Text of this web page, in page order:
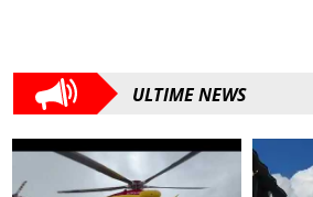
ULTIME NEWS